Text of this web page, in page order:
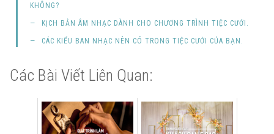
KHÔNG?
KỊCH BẢN ÂM NHẠC DÀNH CHO CHƯƠNG TRÌNH TIỆC CƯỚI.
CÁC KIỂU BAN NHẠC NÊN CÓ TRONG TIỆC CƯỚI CỦA BẠN.
Các Bài Viết Liên Quan: